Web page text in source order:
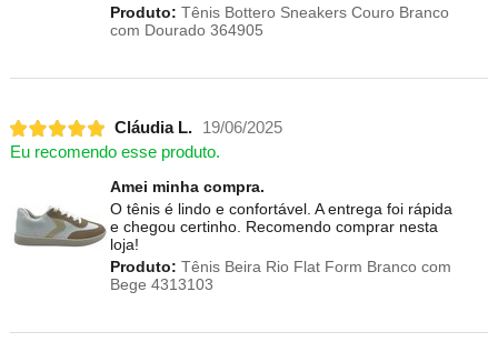
Produto: Tênis Bottero Sneakers Couro Branco
com Dourado 364905
Cláudia L.
19/06/2025
Eu recomendo esse produto.
Amei minha compra.
O tênis é lindo e confortável. A entrega foi rápida
e chegou certinho. Recomendo comprar nesta
loja!
Produto: Tênis Beira Rio Flat Form Branco com
Bege 4313103